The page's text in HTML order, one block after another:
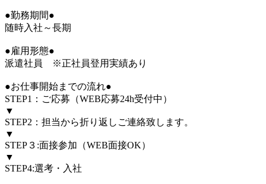
●勤務期間●
随時入社～長期
●雇用形態●
派遣社員 ※正社員登用実績あり
●お仕事開始までの流れ●
STEP1：ご応募（WEB応募24h受付中）
▼
STEP2：担当から折り返しご連絡致します。
▼
STEP３:面接参加（WEB面接OK）
▼
STEP4:選考・入社